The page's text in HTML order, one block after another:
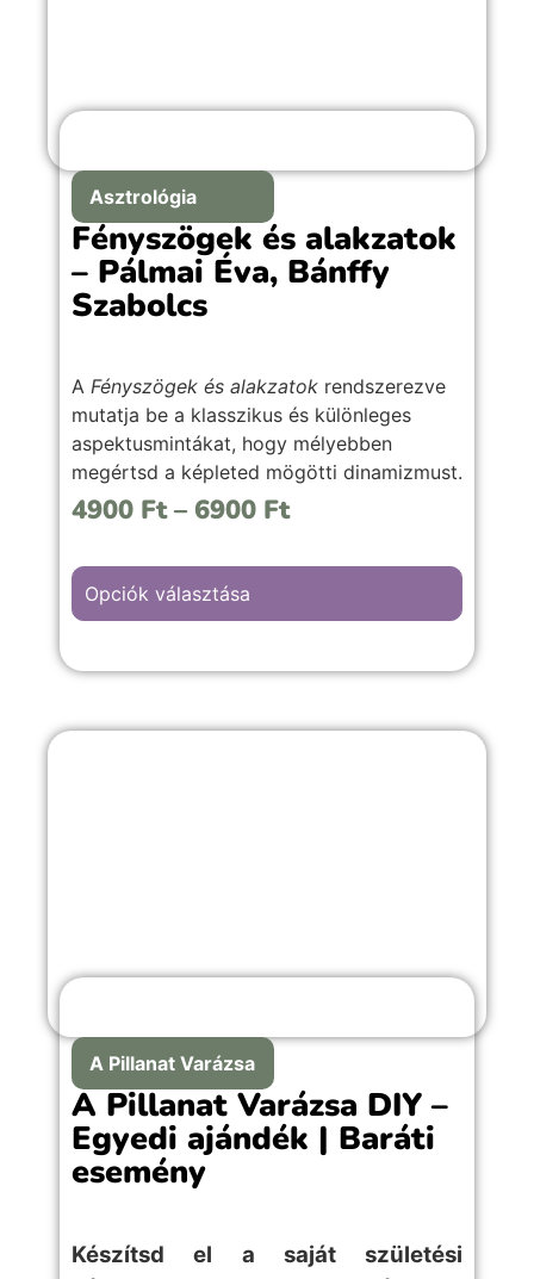
Asztrológia
Fényszögek és alakzatok
– Pálmai Éva, Bánffy
Szabolcs
A Fényszögek és alakzatok rendszerezve
mutatja be a klasszikus és különleges
aspektusmintákat, hogy mélyebben
megértsd a képleted mögötti dinamizmust.
Kezdőknek és haladóknak egyaránt.
haladóknak.
4900 Ft – 6900 Ft
Opciók választása
A Pillanat Varázsa
A Pillanat Varázsa DIY –
Egyedi ajándék | Baráti
esemény
Készítsd el a saját születési